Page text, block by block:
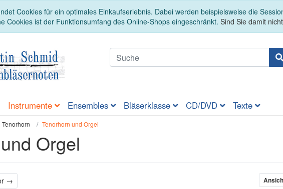
Cookies für ein optimales Einkaufserlebnis. Dabei werden beispielsweise die
Cookies ist der Funktionsumfang des Online-Shops eingeschränkt. Sind Sie damit
Instrumente Ensembles Bläserklasse CD/DVD Texte
Tenorhorn Tenorhorn und Orgel
Orgel
→